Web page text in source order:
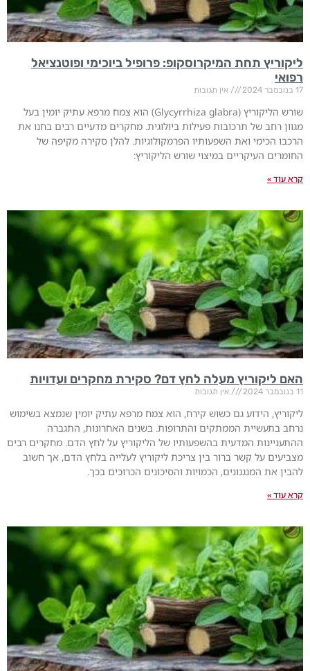
ליקוריץ תחת המיקרוסקופ: פרופיל ביוכימי ופוטנציאל
רפואי
17 בנובמבר 2024 אין תגובות
שורש הליקוריץ (Glycyrrhiza glabra) הוא צמח מרפא עתיק יומין בעל
מגוון רחב של תרכובות פעילות ביולוגית. מחקרים מדעיים רבים בחנו את
הרכבו הכימי ואת השפעותיו הפרמקולוגיות. להלן סקירה מקיפה של
החומרים העיקריים במיצוי שורש הליקוריץ:
קרא עוד »
האם ליקוריץ מעלה לחץ דם? סקירת מחקרים ועדויות
11 בנובמבר 2024 אין תגובות
ליקוריץ, הידוע גם כשוש קירח, הוא צמח מרפא עתיק יומין שנמצא בשימוש
נרחב בתעשיית הממתקים והתרופות. בשנים האחרונות, התגברה
ההתעניינות המדעית בהשפעותיו של הליקוריץ על לחץ הדם. מחקרים רבים
מצביעים על קשר ברור בין צריכת ליקוריץ לעלייה בלחץ הדם, אך חשוב
להבין את המנגנונים, הכמויות והסיכונים הכרוכים בכך.
קרא עוד »